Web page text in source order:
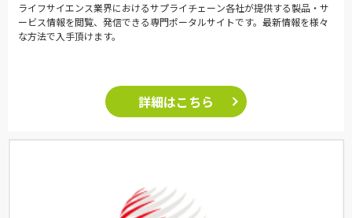
ライフサイエンス業界におけるサプライチェーン各社が提供する製品・サ
ービス情報を閲覧、発信できる専門ポータルサイトです。最新情報を様々
な方法で入手頂けます。
詳細はこちら